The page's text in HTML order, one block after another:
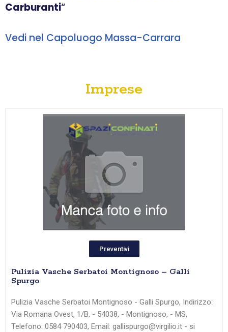
Carburanti“
Vedi nel Capoluogo Massa-Carrara
Imprese
Preventivi
Pulizia Vasche Serbatoi Montignoso – Galli
Spurgo
Pulizia Vasche Serbatoi Montignoso - Galli Spurgo, Indirizzo:
Via Romana Ovest, 1/B, - 54038, - Montignoso, - MS,
Telefono: 0584 790403, Email: gallispurgo@virgilio.it - si